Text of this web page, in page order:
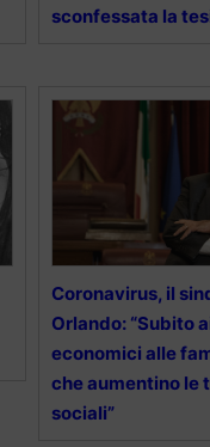
sconfessata la
Coronavirus, il
Orlando: “Subito
economici alle
che aumentino le
sociali”